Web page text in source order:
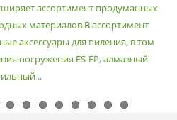
ассортимент продуманных
материалов В ассортимент
аксессуары для пиления, в том
погружения FS-EP, алмазный
..